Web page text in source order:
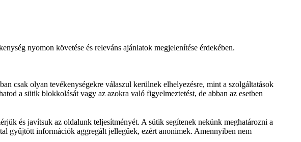
nyomon követése és releváns ajánlatok megjelenítése érdekében.
csak olyan tevékenységekre válaszul kerülnek elhelyezésre, mint a szolgáltatások
a sütik blokkolását vagy az azokra való figyelmeztetést, de abban az esetben
és javítsuk az oldalunk teljesítményét. A sütik segítenek nekünk meghatározni a
gyűjtött információk aggregált jellegűek, ezért anonimek. Amennyiben nem